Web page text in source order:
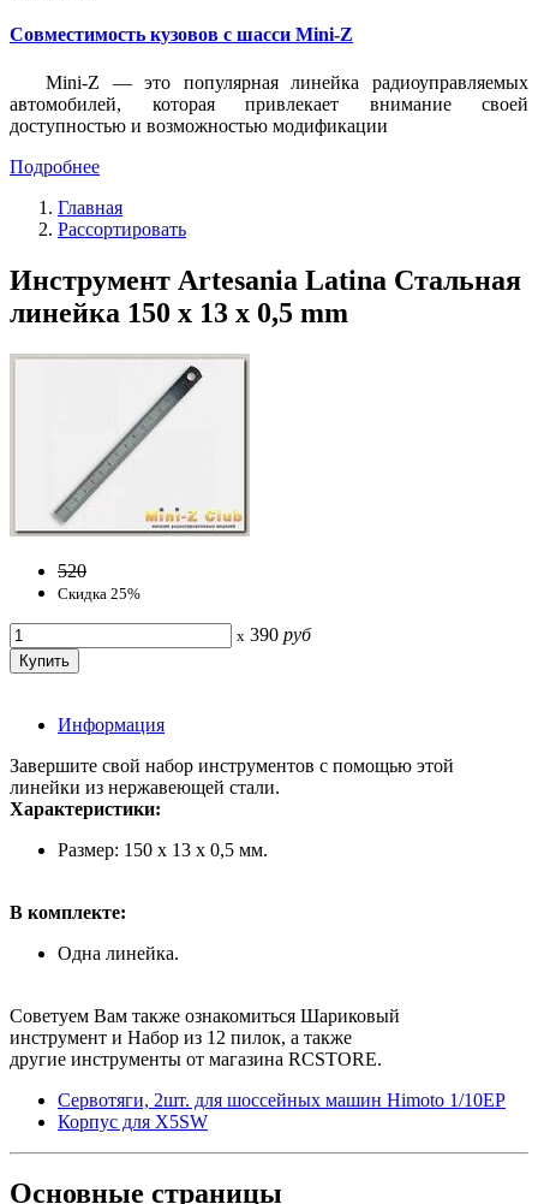
Совместимость кузовов с шасси Mini-Z
Mini-Z — это популярная линейка радиоуправляемых
автомобилей, которая привлекает внимание своей
доступностью и возможностью модификации
Подробнее
Главная
Рассортировать
Инструмент Artesania Latina Стальная
линейка 150 x 13 x 0,5 mm
520
Скидка 25%
x 390 руб
Информация
Завершите свой набор инструментов с помощью этой
линейки из нержавеющей стали.
Характеристики:
Размер: 150 x 13 x 0,5 мм.
В комплекте:
Одна линейка.
Советуем Вам также ознакомиться Шариковый
инструмент и Набор из 12 пилок, а также
другие инструменты от магазина RCSTORE.
Сервотяги, 2шт. для шоссейных машин Himoto 1/10EP
Корпус для X5SW
Основные страницы